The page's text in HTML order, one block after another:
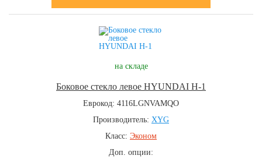
на складе
Боковое стекло левое HYUNDAI H-1
Еврокод: 4116LGNVAMQO
Производитель: XYG
Класс: Эконом
Доп. опции: